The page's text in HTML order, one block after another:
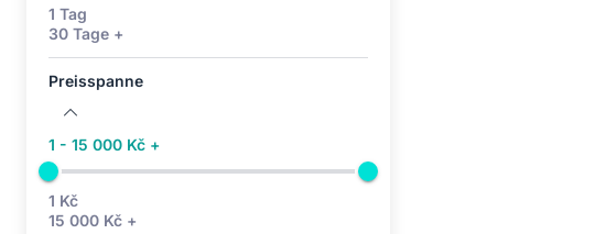
1 Tag
30 Tage +
Preisspanne
1 - 15 000 Kč +
1 Kč
15 000 Kč +